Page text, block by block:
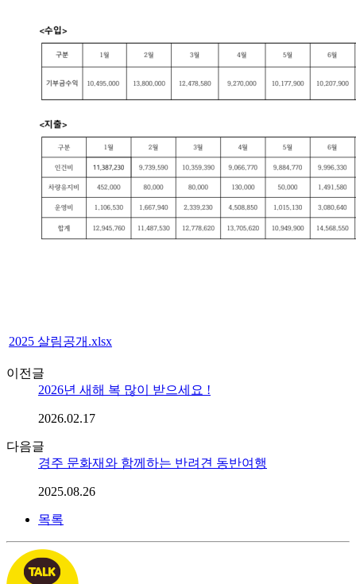
2025 살림공개.xlsx
이전글
2026년 새해 복 많이 받으세요 !
2026.02.17
다음글
경주 문화재와 함께하는 반려견 동반여행
2025.08.26
목록